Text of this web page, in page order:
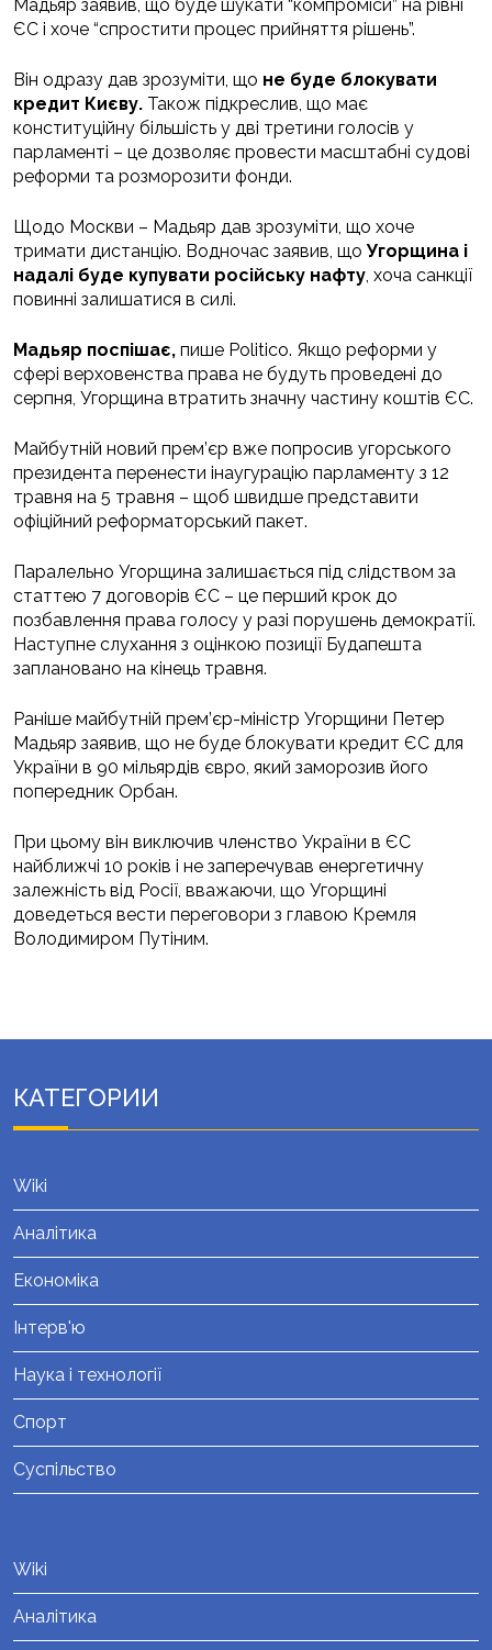
Мадьяр заявив, що буде шукати “компроміси” на рівні
ЄС і хоче “спростити процес прийняття рішень”.
Він одразу дав зрозуміти, що не буде блокувати
кредит Києву. Також підкреслив, що має
конституційну більшість у дві третини голосів у
парламенті – це дозволяє провести масштабні судові
реформи та розморозити фонди.
Щодо Москви – Мадьяр дав зрозуміти, що хоче
тримати дистанцію. Водночас заявив, щоУгорщина і
надалі буде купувати російську нафту, хоча санкції
повинні залишатися в силі.
Мадьяр поспішає, пише Politico. Якщо реформи у
сфері верховенства права не будуть проведені до
серпня, Угорщина втратить значну частину коштів ЄС.
Майбутній новий прем’єр вже попросив угорського
президента перенести інаугурацію парламенту з 12
травня на 5 травня – щоб швидше представити
офіційний реформаторський пакет.
Паралельно Угорщина залишається під слідством за
статтею 7 договорів ЄС – це перший крок до
позбавлення права голосу у разі порушень демократії.
Наступне слухання з оцінкою позиції Будапешта
заплановано на кінець травня.
Раніше майбутній прем’єр-міністр Угорщини Петер
Мадьяр заявив, що не буде блокувати кредит ЄС для
України в 90 мільярдів євро, який заморозив його
попередник Орбан.
При цьому він виключив членство України в ЄС
найближчі 10 років і не заперечував енергетичну
залежність від Росії, вважаючи, що Угорщині
доведеться вести переговори з главою Кремля
Володимиром Путіним.
КАТЕГОРИИ
Wiki
Аналітика
Економіка
Інтерв'ю
Наука і технології
Спорт
Суспільство
Wiki
Аналітика